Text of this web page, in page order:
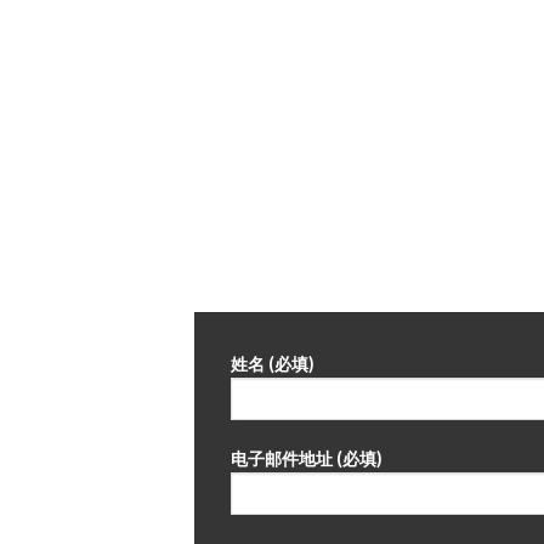
姓名 (必填)
电子邮件地址 (必填)